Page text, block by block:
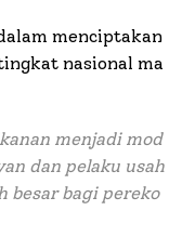
menciptakan
nasional ma
menjadi mod
dan pelaku usah
besar bagi pereko